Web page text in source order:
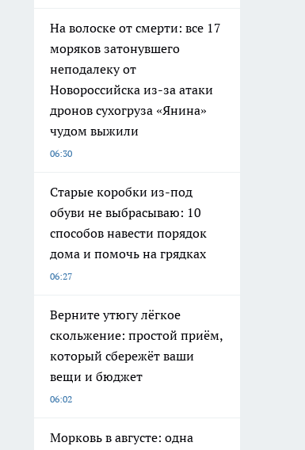
На волоске от смерти: все 17
моряков затонувшего
неподалеку от
Новороссийска из-за атаки
дронов сухогруза «Янина»
чудом выжили
06:30
Старые коробки из-под
обуви не выбрасываю: 10
способов навести порядок
дома и помочь на грядках
06:27
Верните утюгу лёгкое
скольжение: простой приём,
который сбережёт ваши
вещи и бюджет
06:02
Морковь в августе: одна